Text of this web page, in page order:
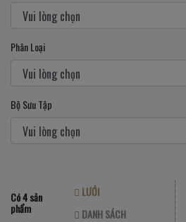
Phân Loại
Bộ Sưu Tập
Có 4 sản
phẩm
LƯỚI
DANH SÁCH